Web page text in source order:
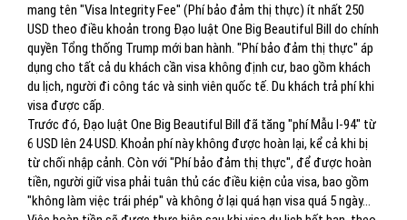
mang tên "Visa Integrity Fee" (Phí bảo đảm thị thực) ít nhất 250
USD theo điều khoản trong Đạo luật One Big Beautiful Bill do chính
quyền Tổng thống Trump mới ban hành. "Phí bảo đảm thị thực" áp
dụng cho tất cả du khách cần visa không định cư, bao gồm khách
du lịch, người đi công tác và sinh viên quốc tế. Du khách trả phí khi
visa được cấp.
Trước đó, Đạo luật One Big Beautiful Bill đã tăng "phí Mẫu I-94" từ
6 USD lên 24 USD. Khoản phí này không được hoàn lại, kể cả khi bị
từ chối nhập cảnh. Còn với "Phí bảo đảm thị thực", để được hoàn
tiền, người giữ visa phải tuân thủ các điều kiện của visa, bao gồm
"không làm việc trái phép" và không ở lại quá hạn visa quá 5 ngày...